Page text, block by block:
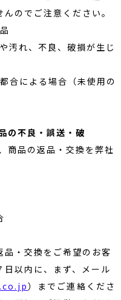
のでご注意ください。
れ、不良、破損が生じ
による場合（未使用の
の不良・誤送・破
商品の返品・交換を弊社
・交換をご希望のお客
以内に、まず、メール
）までご連絡くださ